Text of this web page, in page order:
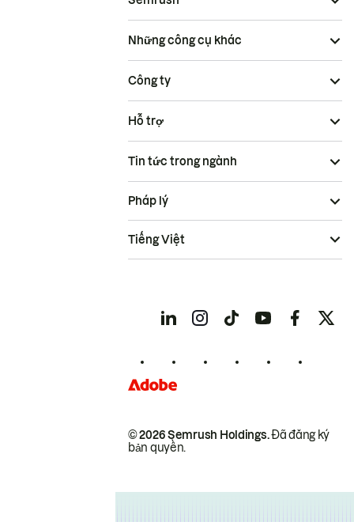
Những công cụ khác
Công ty
Hỗ trợ
Tin tức trong ngành
© 2026 Semrush Holdings.Đã đăng ký
bản quyền.
Pháp lý
Tiếng Việt